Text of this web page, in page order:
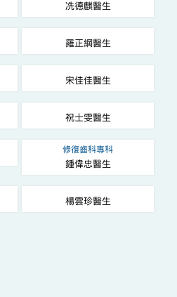
冼德麒醫生
羅正綱醫生
宋佳佳醫生
祝士雯醫生
修復齒科專科
鍾偉忠醫生
楊雲珍醫生